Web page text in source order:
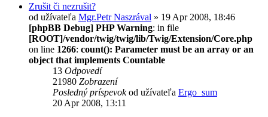
Zrušit či nezrušit?
od užívateľa Mgr.Petr Naszrával » 19 Apr 2008, 18:46
[phpBB Debug] PHP Warning: in file
[ROOT]/vendor/twig/twig/lib/Twig/Extension/Core.php
on line 1266: count(): Parameter must be an array or an
object that implements Countable
13 Odpovedí
21980 Zobrazení
Posledný príspevokod užívateľa Ergo_sum
20 Apr 2008, 13:11